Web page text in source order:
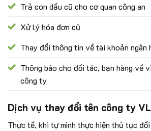
Trả con dấu cũ cho cơ quan công an
Xử lý hóa đơn cũ
Thay đổi thông tin về tài khoản ngân
Thông báo cho đối tác, bạn hàng về
công ty
Dịch vụ thay đổi tên công ty
Thực tế, khi tự mình thực hiện thủ tục